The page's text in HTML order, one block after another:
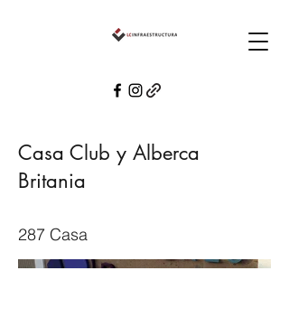
Casa Club y Alberca
Britania
287 Casa